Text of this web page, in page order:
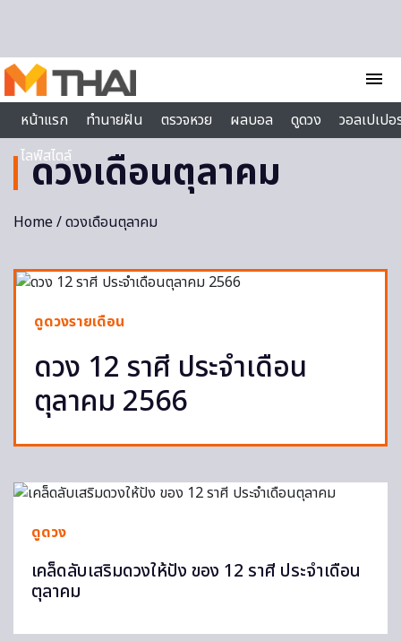
menu
หน้าแรก
ทำนายฝัน ตรวจหวย ผลบอล ดูดวง
วอลเปเป
ไลฟ์สไตล์
ดวงเดือนตุลาคม
Home/ ดวงเดือนตุลาคม
ดูดวงรายเดือน
ดวง 12 ราศี ประจำเดือน
ตุลาคม 2566
ดูดวง
เคล็ดลับเสริมดวงให้ปัง ของ 12 ราศี ประจำเดือน
ตุลาคม